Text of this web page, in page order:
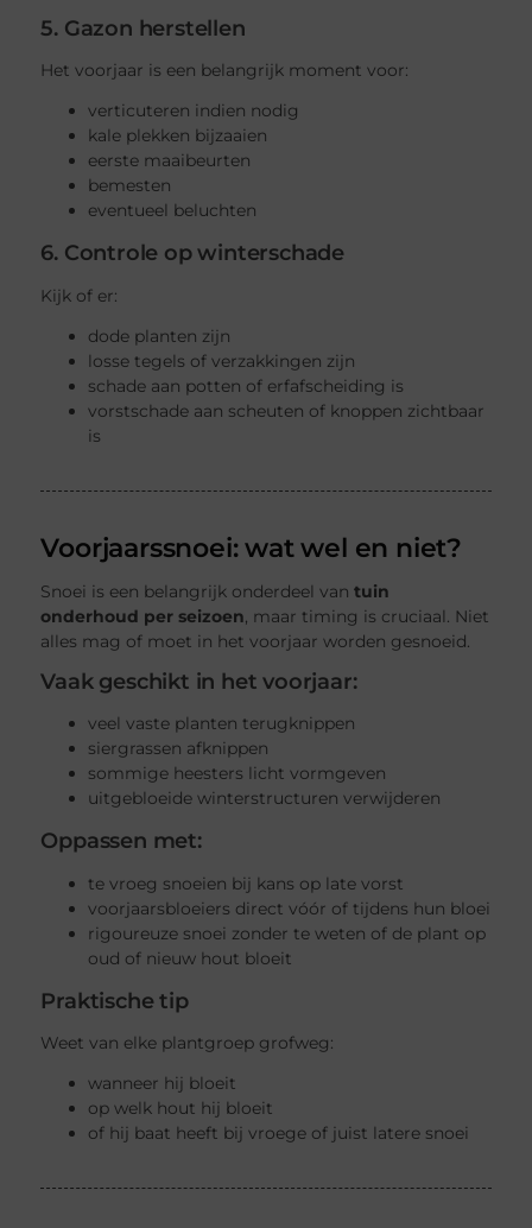
5. Gazon herstellen
Het voorjaar is een belangrijk moment voor:
verticuteren indien nodig
kale plekken bijzaaien
eerste maaibeurten
bemesten
eventueel beluchten
6. Controle op winterschade
Kijk of er:
dode planten zijn
losse tegels of verzakkingen zijn
schade aan potten of erfafscheiding is
vorstschade aan scheuten of knoppen zichtbaar
is
Voorjaarssnoei: wat wel en niet?
Snoei is een belangrijk onderdeel vantuin
onderhoud per seizoen, maar timing is cruciaal. Niet
alles mag of moet in het voorjaar worden gesnoeid.
Vaak geschikt in het voorjaar:
veel vaste planten terugknippen
siergrassen afknippen
sommige heesters licht vormgeven
uitgebloeide winterstructuren verwijderen
Oppassen met:
te vroeg snoeien bij kans op late vorst
voorjaarsbloeiers direct vóór of tijdens hun bloei
rigoureuze snoei zonder te weten of de plant op
oud of nieuw hout bloeit
Praktische tip
Weet van elke plantgroep grofweg:
wanneer hij bloeit
op welk hout hij bloeit
of hij baat heeft bij vroege of juist latere snoei